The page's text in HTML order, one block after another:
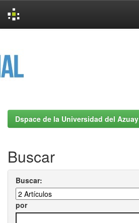
Dspace de la Universidad del Azuay
Buscar
Buscar:
por